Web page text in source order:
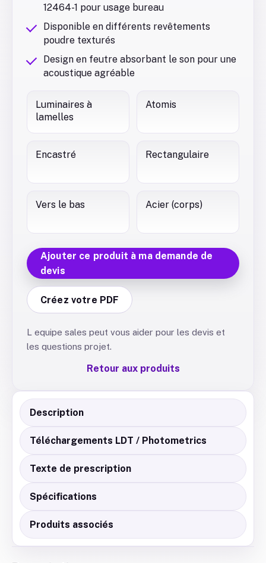
12464-1 pour usage bureau
Disponible en différents revêtements
poudre texturés
Design en feutre absorbant le son pour une
acoustique agréable
Luminaires à
lamelles
Atomis
Encastré Rectangulaire
Vers le bas Acier (corps)
Ajouter ce produit à ma demande de
devis
Créez votre PDF
L equipe sales peut vous aider pour les devis et
les questions projet.
Retour aux produits
Description
Téléchargements LDT / Photometrics
Texte de prescription
Spécifications
Produits associés